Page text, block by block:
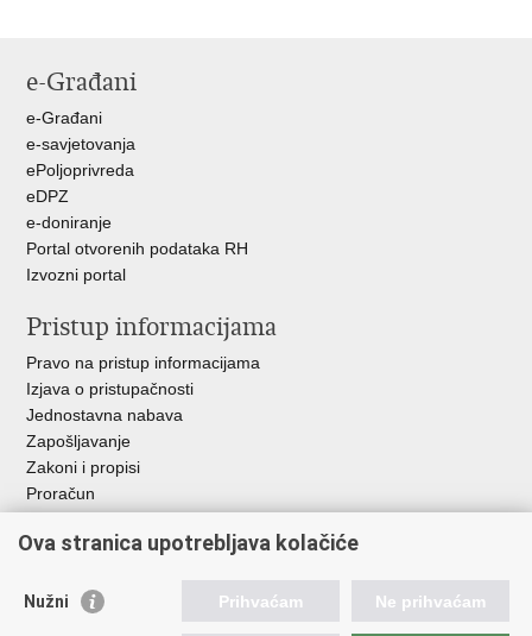
e-Građani
e-Građani
e-savjetovanja
ePoljoprivreda
eDPZ
e-doniranje
Portal otvorenih podataka RH
Izvozni portal
Pristup informacijama
Pravo na pristup informacijama
Izjava o pristupačnosti
Jednostavna nabava
Zapošljavanje
Zakoni i propisi
Proračun
RH
Važne poveznice
Ova stranica upotrebljava kolačiće
Nužni Prihvaćam Ne prihvaćam